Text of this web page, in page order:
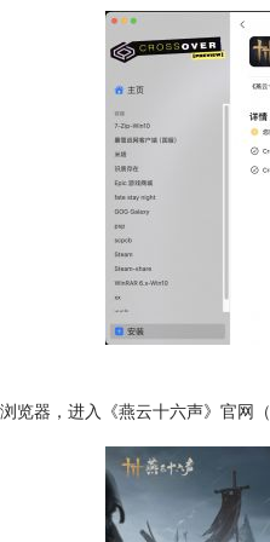
览器，进入《燕云十六声》官网（